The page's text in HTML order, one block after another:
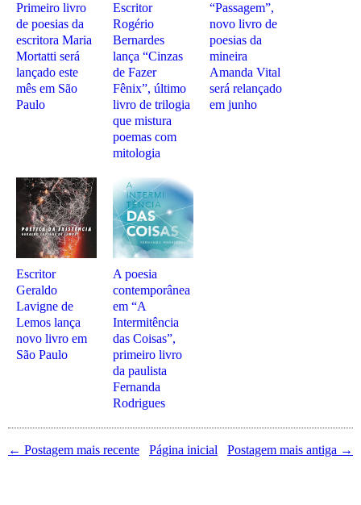
Primeiro livro
de poesias da
escritora Maria
Mortatti será
lançado este
mês em São
Paulo
Escritor
Rogério
Bernardes
lança “Cinzas
de Fazer
Fênix”, último
livro de trilogia
que mistura
poemas com
mitologia
“Passagem”,
novo livro de
poesias da
mineira
Amanda Vital
será relançado
em junho
Escritor
Geraldo
Lavigne de
Lemos lança
novo livro em
São Paulo
A poesia
contemporânea
em “A
Intermitência
das Coisas”,
primeiro livro
da paulista
Fernanda
Rodrigues
← Postagem mais recente Postagem mais antiga →
Página inicial